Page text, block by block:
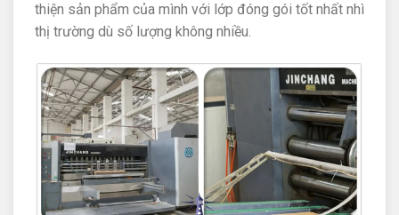
thiện sản phẩm của mình với lớp đóng gói tốt nhất nhì
thị trường dù số lượng không nhiều.